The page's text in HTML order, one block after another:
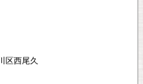
区西尾久